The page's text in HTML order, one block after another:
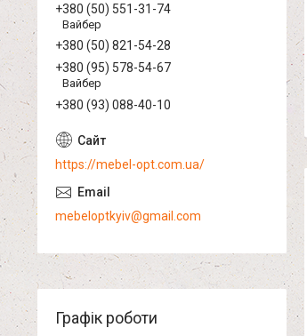
+380 (50) 551-31-74
Вайбер
+380 (50) 821-54-28
+380 (95) 578-54-67
Вайбер
+380 (93) 088-40-10
https://mebel-opt.com.ua/
mebeloptkyiv@gmail.com
Графік роботи